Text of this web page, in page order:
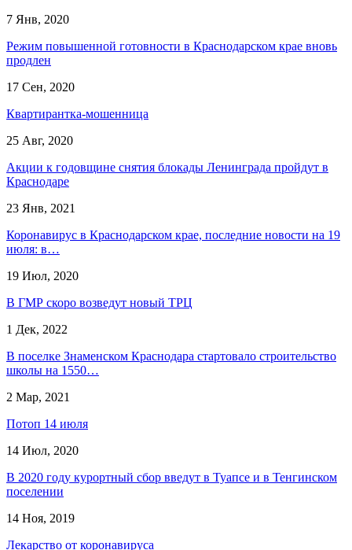
7 Янв, 2020
Режим повышенной готовности в Краснодарском крае вновь
продлен
17 Сен, 2020
Квартирантка-мошенница
25 Авг, 2020
Акции к годовщине снятия блокады Ленинграда пройдут в
Краснодаре
23 Янв, 2021
Коронавирус в Краснодарском крае, последние новости на 19
июля: в…
19 Июл, 2020
В ГМР скоро возведут новый ТРЦ
1 Дек, 2022
В поселке Знаменском Краснодара стартовало строительство
школы на 1550…
2 Мар, 2021
Потоп 14 июля
14 Июл, 2020
В 2020 году курортный сбор введут в Туапсе и в Тенгинском
поселении
14 Ноя, 2019
Лекарство от коронавируса